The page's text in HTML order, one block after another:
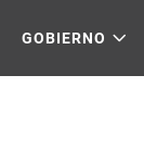
GOBIERNO